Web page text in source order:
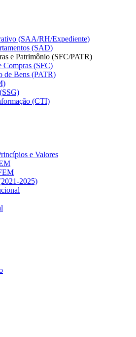
(SAA/RH/Expediente)
(SAD)
e Patrimônio (SFC/PATR)
Compras (SFC)
de Bens (PATR)
(CTI)
e Valores
2025)